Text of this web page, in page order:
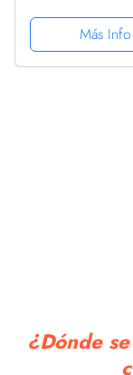
Más Info
¿Dónde